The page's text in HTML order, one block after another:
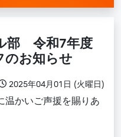
部 令和7年度
のお知らせ
2025年04月01日 (火曜日)
温かいご声援を賜りあ